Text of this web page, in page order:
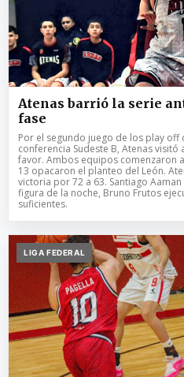
Atenas barrió la serie
fase
Por el segundo juego de los play off
conferencia Sudeste B, Atenas
favor. Ambos equipos comenzaron
13 opacaron el planteo del León.
victoria por 72 a 63. Santiago
figura de la noche, Bruno Frutos
suficientes.
LIGA FEDERAL